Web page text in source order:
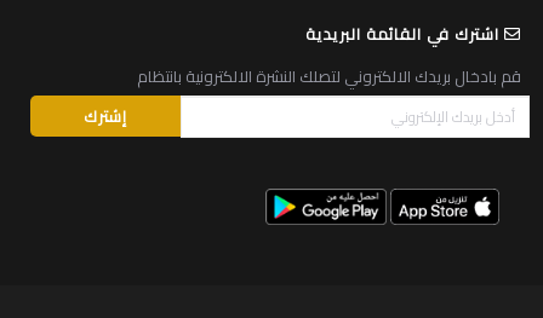
اشترك في القائمة البريدية
قم بادخال بريدك الالكتروني لتصلك النشرة الالكترونية بانتظام